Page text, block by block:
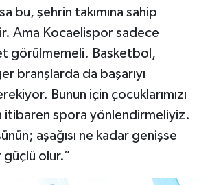
bu, şehrin takımına sahip
Ama Kocaelispor sadece
görülmemeli. Basketbol,
branşlarda da başarıyı
Bunun için çocuklarımızı
itibaren spora yönlendirmeliyiz.
aşağısı ne kadar genişse
güçlü olur.”